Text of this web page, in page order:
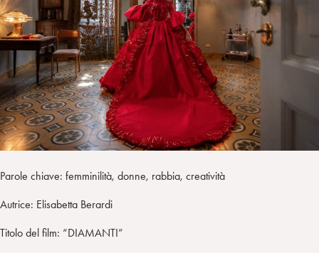
n
t
e
r
a
m
Parole chiave: femminilità, donne, rabbia, creatività
Autrice: Elisabetta Berardi
Titolo del film: “DIAMANTI”